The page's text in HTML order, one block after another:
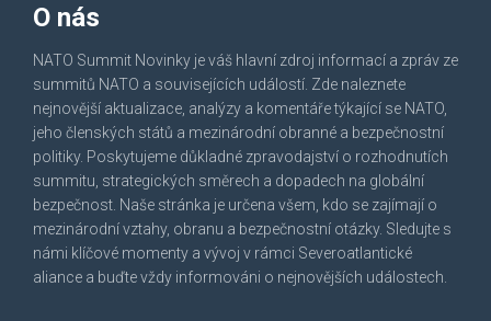
O nás
NATO Summit Novinky je váš hlavní zdroj informací a zpráv ze
summitů NATO a souvisejících událostí. Zde naleznete
nejnovější aktualizace, analýzy a komentáře týkající se NATO,
jeho členských států a mezinárodní obranné a bezpečnostní
politiky. Poskytujeme důkladné zpravodajství o rozhodnutích
summitu, strategických směrech a dopadech na globální
bezpečnost. Naše stránka je určena všem, kdo se zajímají o
mezinárodní vztahy, obranu a bezpečnostní otázky. Sledujte s
námi klíčové momenty a vývoj v rámci Severoatlantické
aliance a buďte vždy informováni o nejnovějších událostech.